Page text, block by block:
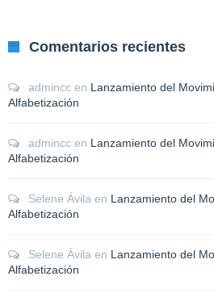
Comentarios recientes
admincc en Lanzamiento del
Alfabetización
admincc en Lanzamiento del
Alfabetización
Selene Ávila en Lanzamiento del
Alfabetización
Selene Ávila en Lanzamiento del
Alfabetización